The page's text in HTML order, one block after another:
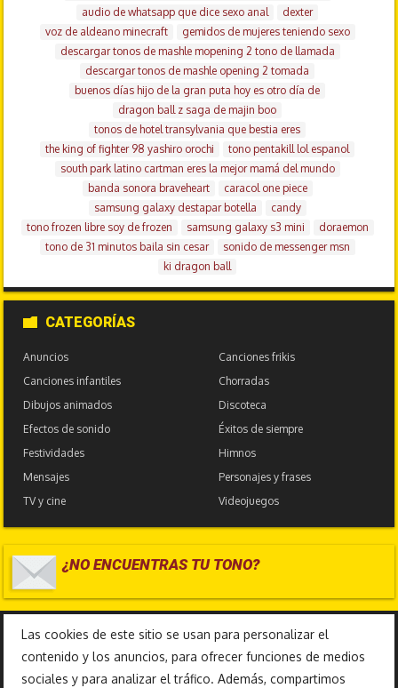
audio de whatsapp que dice sexo anal
dexter
voz de aldeano minecraft
gemidos de mujeres teniendo sexo
descargar tonos de mashle mopening 2 tono de llamada
descargar tonos de mashle opening 2 tomada
buenos días hijo de la gran puta hoy es otro día de
dragon ball z saga de majin boo
tonos de hotel transylvania que bestia eres
the king of fighter 98 yashiro orochi
tono pentakill lol espanol
south park latino cartman eres la mejor mamá del mundo
banda sonora braveheart
caracol one piece
samsung galaxy destapar botella
candy
tono frozen libre soy de frozen
samsung galaxy s3 mini
doraemon
tono de 31 minutos baila sin cesar
sonido de messenger msn
ki dragon ball
CATEGORÍAS
Anuncios
Canciones frikis
Canciones infantiles
Chorradas
Dibujos animados
Discoteca
Efectos de sonido
Éxitos de siempre
Festividades
Himnos
Mensajes
Personajes y frases
TV y cine
Videojuegos
¿NO ENCUENTRAS TU TONO?
Las cookies de este sitio se usan para personalizar el
contenido y los anuncios, para ofrecer funciones de medios
sociales y para analizar el tráfico. Además, compartimos